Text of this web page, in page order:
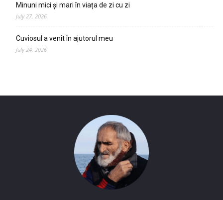
Minuni mici și mari în viața de zi cu zi
July 27, 2026
Cuviosul a venit în ajutorul meu
July 24, 2026